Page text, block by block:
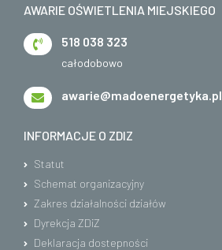
AWARIE OŚWIETLENIA MIEJSKIEGO
518 038 323
całodobowo
awarie@madoenergetyka.pl
INFORMACJE O ZDIZ
Statut
Schemat organizacyjny
Zakres działalności działów
Dyrekcja ZDiZ
Deklaracja dostepności